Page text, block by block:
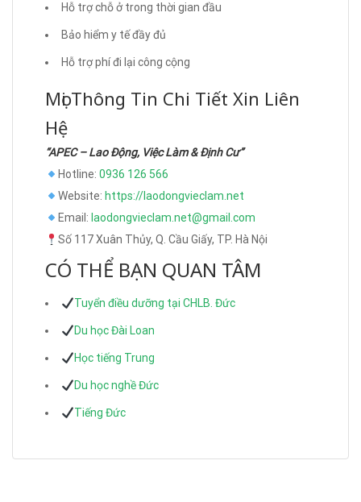
Hỗ trợ chỗ ở trong thời gian đầu
Bảo hiểm y tế đầy đủ
Hỗ trợ phí đi lại công cộng
Mọi Thông Tin Chi Tiết Xin Liên
Hệ
“APEC – Lao Động, Việc Làm & Định Cư”
Hotline: 0936 126 566
Website: https://laodongvieclam.net
Email: laodongvieclam.net@gmail.com
Số 117 Xuân Thủy, Q. Cầu Giấy, TP. Hà Nội
CÓ THỂ BẠN QUAN TÂM
Tuyển điều dưỡng tại CHLB. Đức
Du học Đài Loan
Học tiếng Trung
Du học nghề Đức
Tiếng Đức